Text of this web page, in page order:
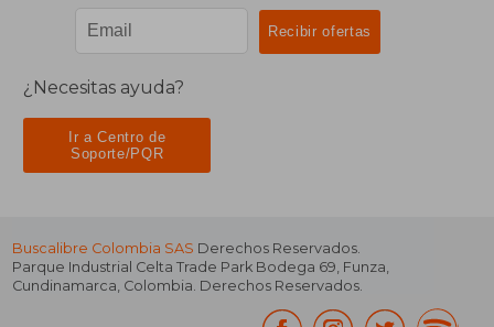
¿Necesitas ayuda?
Ir a Centro de
Soporte/PQR
Buscalibre Colombia SAS Derechos Reservados.
Parque Industrial Celta Trade Park Bodega 69, Funza,
Cundinamarca, Colombia. Derechos Reservados.